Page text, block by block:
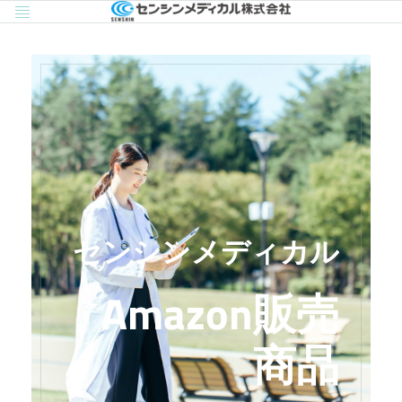
Menu
センシンメディカル
Amazon販売
商品